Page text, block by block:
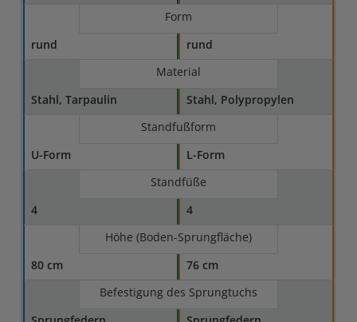
Form
rund
rund
Material
Stahl, Tarpaulin
Stahl, Polypropylen
Standfußform
U-Form
L-Form
Standfüße
4
4
Höhe (Boden-Sprungfläche)
80 cm
76 cm
Befestigung des Sprungtuchs